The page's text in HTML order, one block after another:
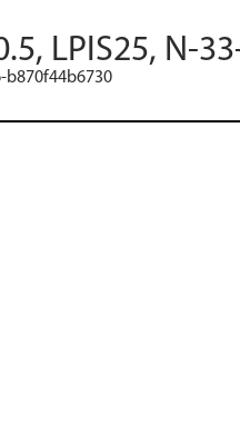
LPIS25, N-
b870f44b6730